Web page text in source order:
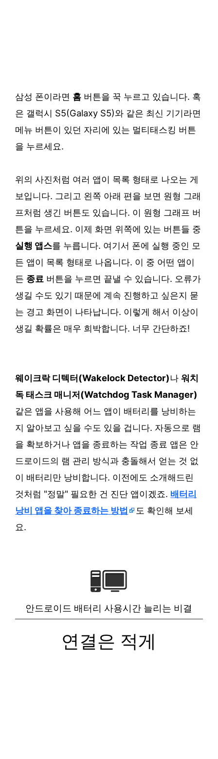
삼성 폰이라면 홈 버튼을 꾹 누르고 있습니다. 혹
은 갤럭시 S5(Galaxy S5)와 같은 최신 기기라면
메뉴 버튼이 있던 자리에 있는 멀티태스킹 버튼
을 누르세요.
위의 사진처럼 여러 앱이 목록 형태로 나오는 게
보입니다. 그리고 왼쪽 아래 편을 보면 원형 그래
프처럼 생긴 버튼도 있습니다. 이 원형 그래프 버
튼을 누르세요. 이제 화면 위쪽에 있는 버튼들 중
실행 앱스를 누릅니다. 여기서 폰에 실행 중인 모
든 앱이 목록 형태로 나옵니다. 이 중 어떤 앱이
든 종료 버튼을 누르면 끝낼 수 있습니다. 오류가
생길 수도 있기 때문에 계속 진행하고 싶은지 묻
는 경고 화면이 나타납니다. 이렇게 해서 이상이
생길 확률은 매우 희박합니다. 너무 간단하죠!
웨이크락 디텍터(Wakelock Detector)나워치
독 태스크 매니저(Watchdog Task Manager)
같은 앱을 사용해 어느 앱이 배터리를 낭비하는
지 알아보고 싶을 수도 있을 겁니다. 자동으로 램
을 확보하거나 앱을 종료하는 작업 종료 앱은 안
드로이드의 램 관리 방식과 충돌해서 얻는 것 없
이 배터리만 낭비합니다. 이전에도 소개해드린
것처럼 "정말" 필요한 건 진단 앱이겠죠. 배터리
낭비 앱을 찾아 종료하는 방법
도 확인해 보세
요.
안드로이드 배터리 사용시간 늘리는 비결
연결은 적게